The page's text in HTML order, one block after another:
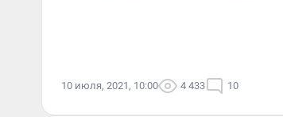
10 июля, 2021, 10:00 4 433 10